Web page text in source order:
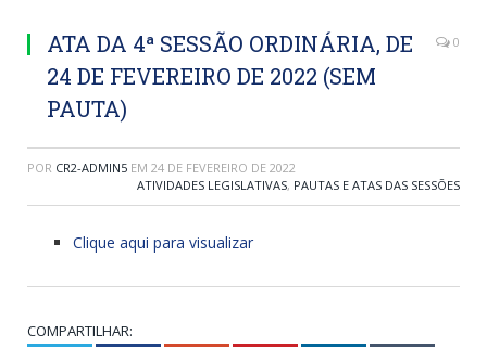
ATA DA 4ª SESSÃO ORDINÁRIA, DE
24 DE FEVEREIRO DE 2022 (SEM
PAUTA)
0
POR CR2-ADMIN5 EM 24 DE FEVEREIRO DE 2022
ATIVIDADES LEGISLATIVAS, PAUTAS E ATAS DAS SESSÕES
Clique aqui para visualizar
COMPARTILHAR: